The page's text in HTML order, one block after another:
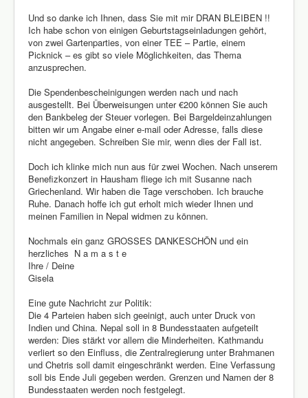
Und so danke ich Ihnen, dass Sie mit mir DRAN BLEIBEN !!
Ich habe schon von einigen Geburtstagseinladungen gehört,
von zwei Gartenparties, von einer TEE – Partie, einem
Picknick – es gibt so viele Möglichkeiten, das Thema
anzusprechen.
Die Spendenbescheinigungen werden nach und nach
ausgestellt. Bei Überweisungen unter €200 können Sie auch
den Bankbeleg der Steuer vorlegen. Bei Bargeldeinzahlungen
bitten wir um Angabe einer e-mail oder Adresse, falls diese
nicht angegeben. Schreiben Sie mir, wenn dies der Fall ist.
Doch ich klinke mich nun aus für zwei Wochen. Nach unserem
Benefizkonzert in Hausham fliege ich mit Susanne nach
Griechenland. Wir haben die Tage verschoben. Ich brauche
Ruhe. Danach hoffe ich gut erholt mich wieder Ihnen und
meinen Familien in Nepal widmen zu können.
Nochmals ein ganz GROSSES DANKESCHÖN und ein
herzliches N a m a s t e
Ihre / Deine
Gisela
Eine gute Nachricht zur Politik:
Die 4 Parteien haben sich geeinigt, auch unter Druck von
Indien und China. Nepal soll in 8 Bundesstaaten aufgeteilt
werden: Dies stärkt vor allem die Minderheiten. Kathmandu
verliert so den Einfluss, die Zentralregierung unter Brahmanen
und Chetris soll damit eingeschränkt werden. Eine Verfassung
soll bis Ende Juli gegeben werden. Grenzen und Namen der 8
Bundesstaaten werden noch festgelegt.